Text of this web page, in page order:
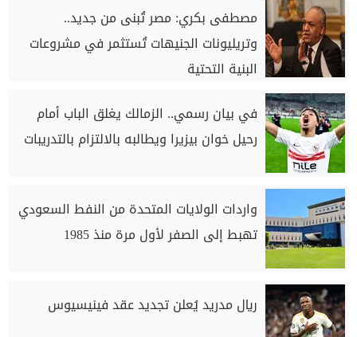
مصطفى بكري: مصر تُبنى من جديد..
وتريليونات الجنيهات تُستثمر في مشروعات
البنية التحتية
في بيان رسمي.. الزمالك يغلق الباب أمام
رحيل خوان بيزيرا ويطالبه بالالتزام بالتدريبات
واردات الولايات المتحدة من النفط السعودي
تهبط إلى الصفر لأول مرة منذ 1985
ريال مدريد يُعلن تجديد عقد فينيسيوس